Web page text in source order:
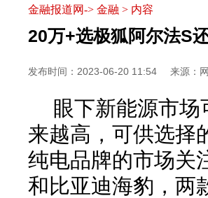
金融报道网-> 金融 > 内容
20万+选极狐阿尔法S
发布时间：2023-06-20 11:54 来源：
眼下新能源市
来越高，可供选择
纯电品牌的市场关
和比亚迪海豹，两